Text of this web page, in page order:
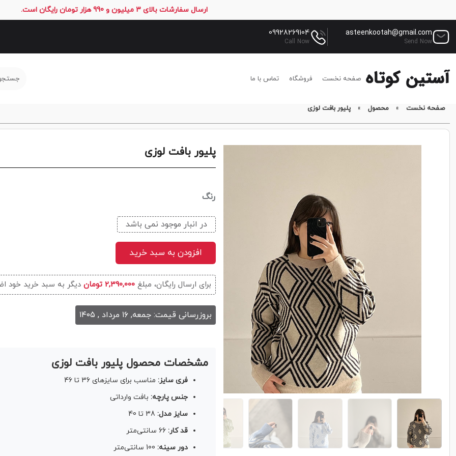
ارسال سفارشات بالای 3 میلیون و 990 هزار تومان رایگان است.
asteenkootah@gmail.com
Send Now
09928269104
Call Now
صفحه نخست فروشگاه تماس با ما
صفحه نخست » محصول » پلیور بافت لوزی
پلیور بافت لوزی
رنگ
در انبار موجود نمی باشد
افزودن به سبد خرید
برای ارسال رایگان، مبلغ2,390,000 تومان دیگر به سبد خرید خود
بروزرسانی قیمت: جمعه, ۱۶ مرداد , ۱۴۰۵
مشخصات محصول پلیور بافت لوزی
فری سایز: مناسب برای سایزهای 36 تا 46
جنس پارچه: بافت وارداتی
سایز مدل:
قد کار: 66 سانتی‌متر
دور سینه: